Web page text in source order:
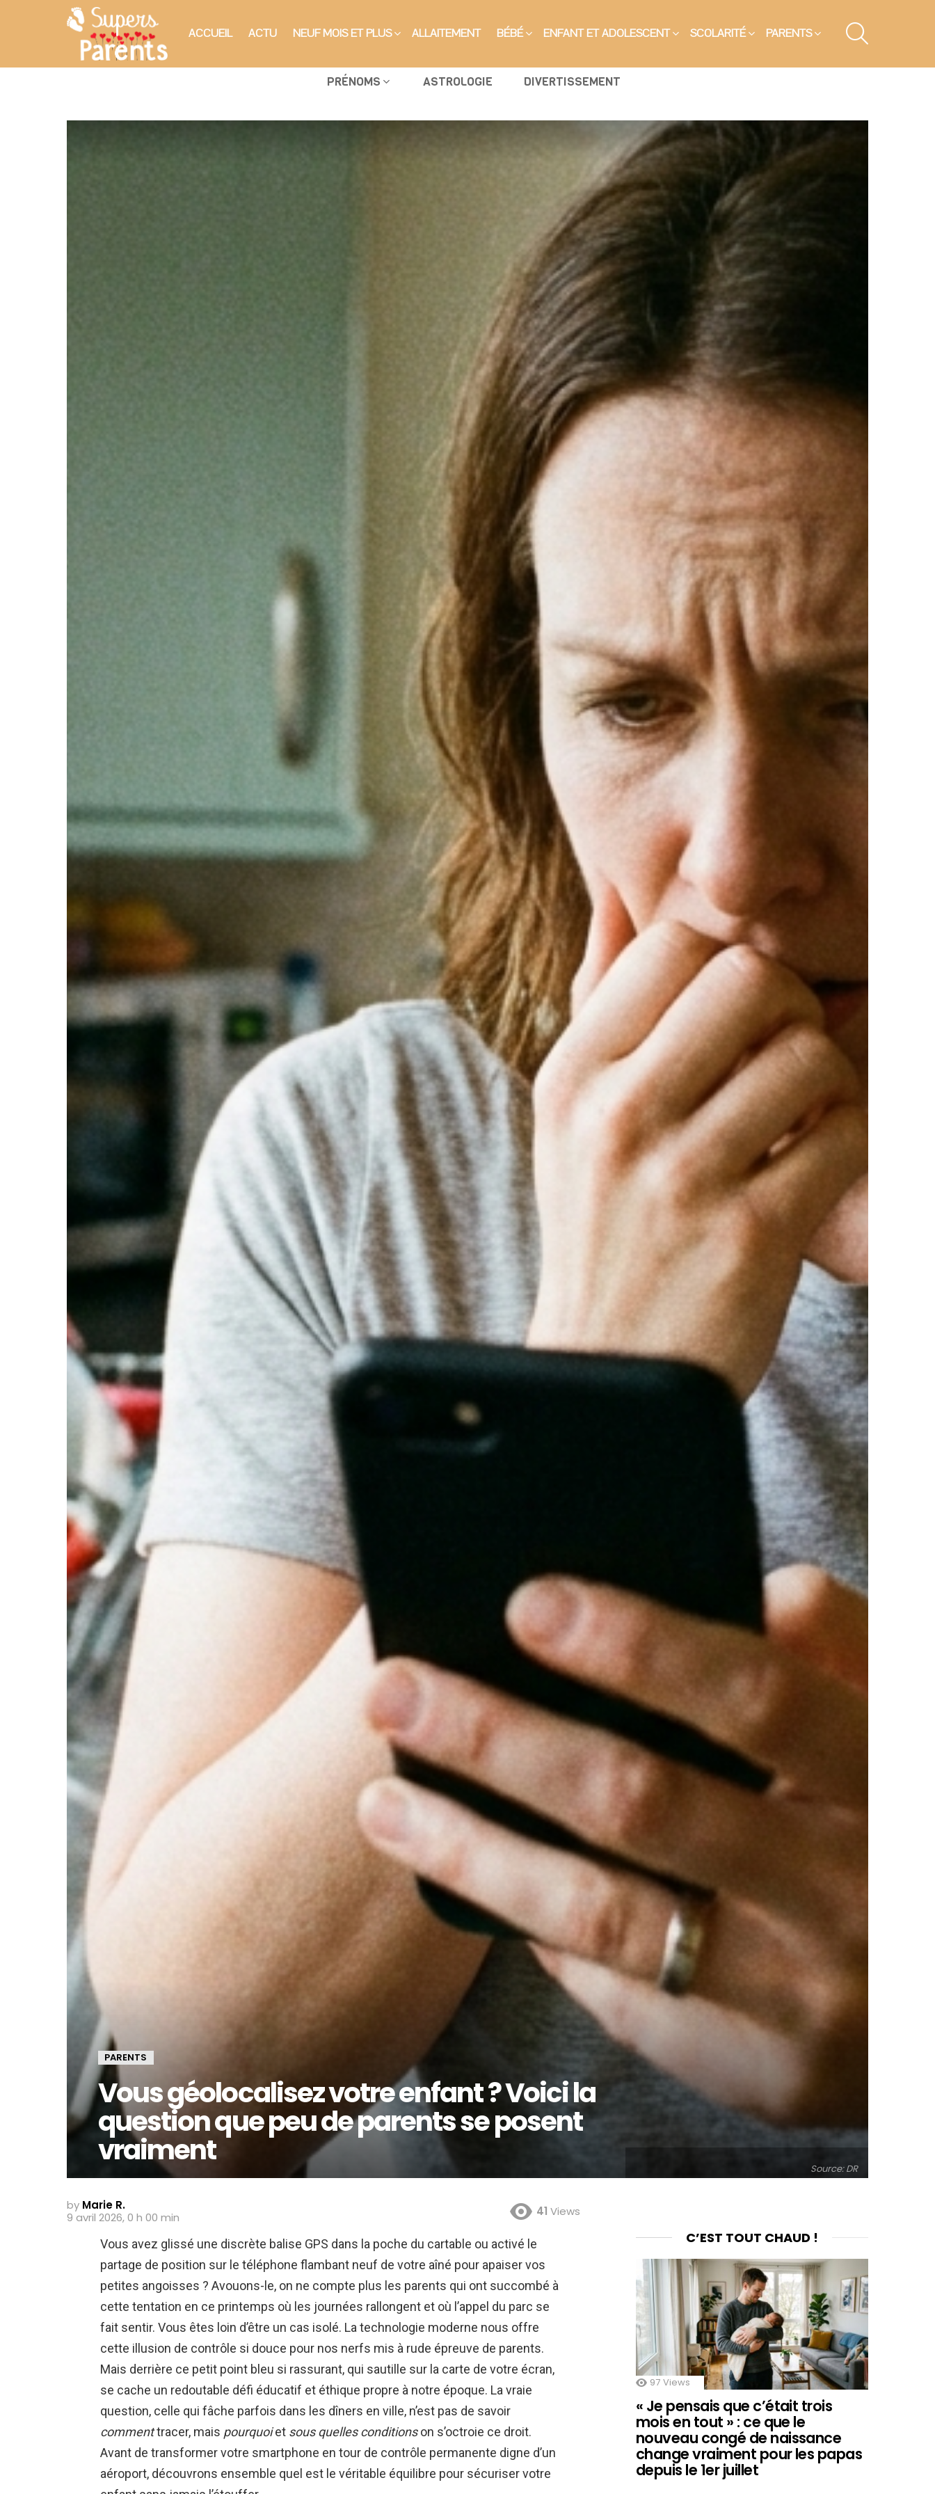
ACCUEIL ACTU NEUF MOIS ET PLUS ALLAITEMENT BÉBÉ ENFANT ET ADOLESCENT SCOLARITÉ PARENTS
PRÉNOMS ASTROLOGIE DIVERTISSEMENT
PARENTS
Vous géolocalisez votre enfant ? Voici la
question que peu de parents se posent
vraiment
Source: DR
by Marie R.
9 avril 2026, 0 h 00 min
41 Views
Vous avez glissé une discrète balise GPS dans la poche du cartable ou activé le
partage de position sur le téléphone flambant neuf de votre aîné pour apaiser vos
petites angoisses ? Avouons-le, on ne compte plus les parents qui ont succombé à
cette tentation en ce printemps où les journées rallongent et où l’appel du parc se
fait sentir. Vous êtes loin d’être un cas isolé. La technologie moderne nous offre
cette illusion de contrôle si douce pour nos nerfs mis à rude épreuve de parents.
Mais derrière ce petit point bleu si rassurant, qui sautille sur la carte de votre écran,
se cache un redoutable défi éducatif et éthique propre à notre époque. La vraie
question, celle qui fâche parfois dans les dîners en ville, n’est pas de savoir
commenttracer, mais pourquoiet sous quelles conditionson s’octroie ce droit.
Avant de transformer votre smartphone en tour de contrôle permanente digne d’un
aéroport, découvrons ensemble quel est le véritable équilibre pour sécuriser votre
C’EST TOUT CHAUD !
97 Views
« Je pensais que c’était trois
mois en tout » : ce que le
nouveau congé de naissance
change vraiment pour les papas
depuis le 1er juillet